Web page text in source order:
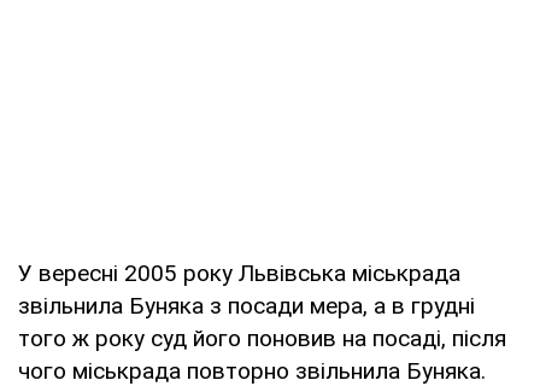
У вересні 2005 року Львівська міськрада
звільнила Буняка з посади мера, а в грудні
того ж року суд його поновив на посаді, після
чого міськрада повторно звільнила Буняка.